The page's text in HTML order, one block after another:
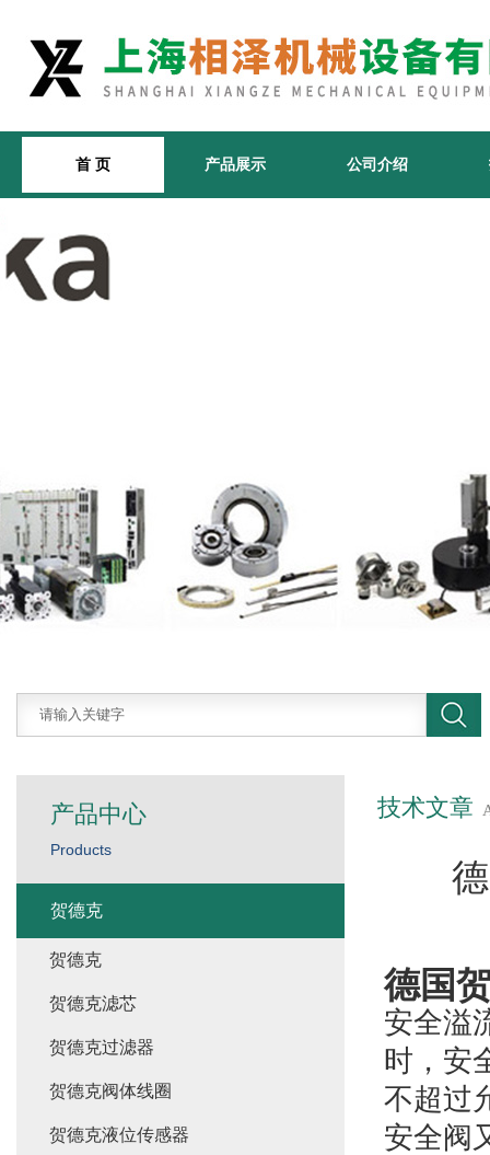
首 页 产品展示 公司介绍
技术文章
德国
安全溢
时，安
不超过
安全阀
产品中心
Products
贺德克
贺德克
贺德克滤芯
贺德克过滤器
贺德克阀体线圈
贺德克液位传感器